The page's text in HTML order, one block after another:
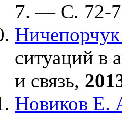
7. — С. 72-
ситуаций в
и связь,
Новиков Е.